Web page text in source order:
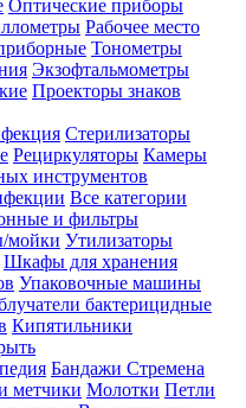
Оптические приборы
Рабочее место
Тонометры
Экзофтальмометры
Проекторы знаков
Стерилизаторы
Рециркуляторы Камеры
инструментов
Все категории
и фильтры
мойки Утилизаторы
Шкафы для хранения
Упаковочные машины
бактерицидные
Кипятильники
Бандажи Стремена
метчики Молотки Петли